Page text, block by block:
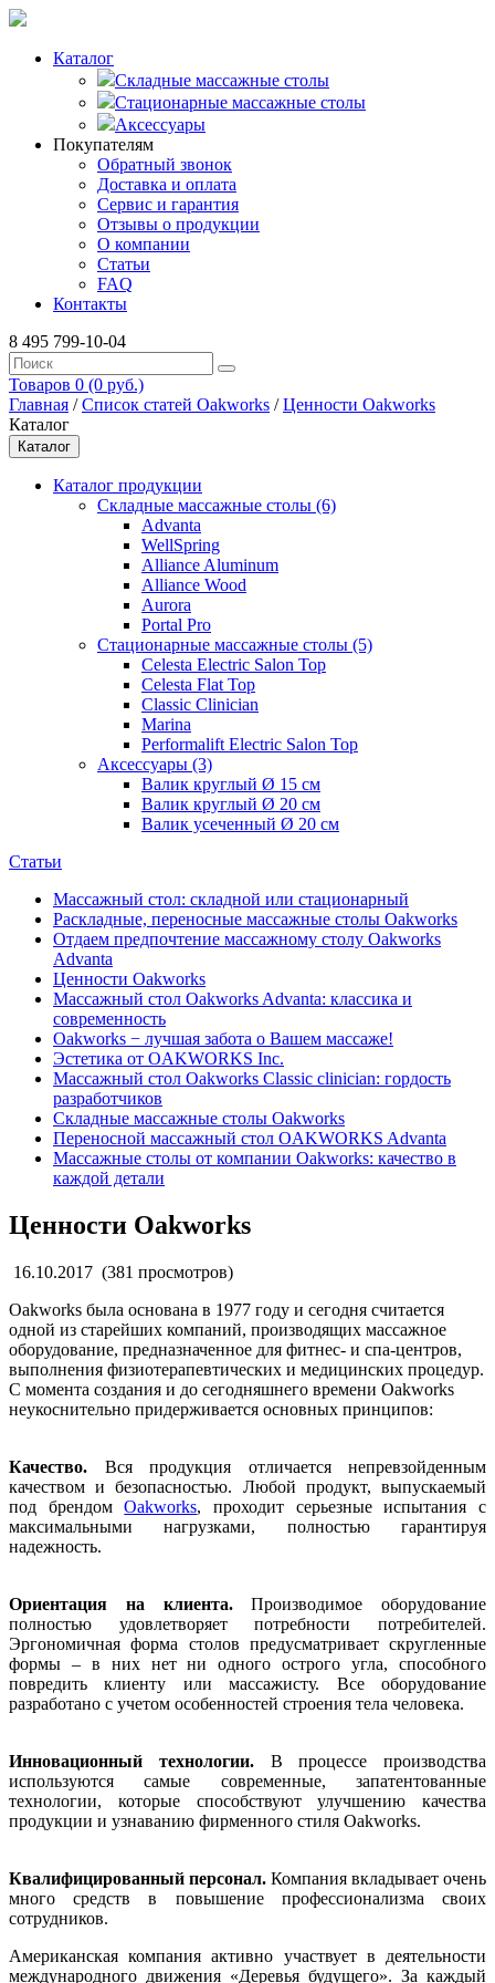
Каталог
Складные массажные столы
Стационарные массажные столы
Аксессуары
Покупателям
Обратный звонок
Доставка и оплата
Сервис и гарантия
Отзывы о продукции
О компании
Статьи
FAQ
Контакты
8 495 799-10-04
Товаров 0 (0 руб.)
Главная /Список статей Oakworks /Ценности Oakworks
Каталог
Каталог
Каталог продукции
Складные массажные столы (6)
Advanta
WellSpring
Alliance Aluminum
Alliance Wood
Aurora
Portal Pro
Стационарные массажные столы (5)
Celesta Electric Salon Top
Celesta Flat Top
Classic Сlinician
Marina
Performalift Electric Salon Top
Аксессуары (3)
Валик круглый Ø 15 см
Валик круглый Ø 20 см
Валик усеченный Ø 20 см
Статьи
Массажный стол: складной или стационарный
Раскладные, переносные массажные столы Oakworks
Отдаем предпочтение массажному столу Oakworks
Advanta
Ценности Oakworks
Массажный стол Oakworks Advanta: классика и
современность
Oakworks − лучшая забота о Вашем массаже!
Эстетика от OAKWORKS Inc.
Массажный стол Oakworks Classic clinician: гордость
разработчиков
Складные массажные столы Oakworks
Переносной массажный стол OAKWORKS Advanta
Массажные столы от компании Oakworks: качество в
каждой детали
Ценности Oakworks
16.10.2017 (381 просмотров)
Oakworks была основана в 1977 году и сегодня считается
одной из старейших компаний, производящих массажное
оборудование, предназначенное для фитнес- и спа-центров,
выполнения физиотерапевтических и медицинских процедур.
С момента создания и до сегодняшнего времени Oakworks
неукоснительно придерживается основных принципов:
Качество. Вся продукция отличается непревзойденным
качеством и безопасностью. Любой продукт, выпускаемый
под брендомOakworks, проходит серьезные испытания с
максимальными нагрузками, полностью гарантируя
надежность.
Ориентация на клиента.Производимое оборудование
полностью удовлетворяет потребности потребителей.
Эргономичная форма столов предусматривает скругленные
формы – в них нет ни одного острого угла, способного
повредить клиенту или массажисту. Все оборудование
разработано с учетом особенностей строения тела человека.
Инновационный технологии. В процессе производства
используются самые современные, запатентованные
технологии, которые способствуют улучшению качества
продукции и узнаванию фирменного стиля Oakworks.
Квалифицированный персонал. Компания вкладывает очень
много средств в повышение профессионализма своих
сотрудников.
Американская компания активно участвует в деятельности
международного движения «Деревья будущего». За каждый